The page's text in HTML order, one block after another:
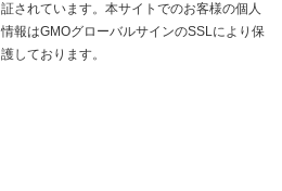
証されています。本サイトでのお客様の個人
情報はGMOグローバルサインのSSLにより保
護しております。